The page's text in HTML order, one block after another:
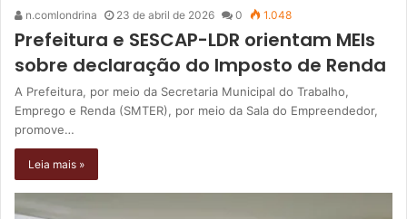
n.comlondrina 23 de abril de 2026 0 1.048
Prefeitura e SESCAP-LDR orientam MEIs
sobre declaração do Imposto de Renda
A Prefeitura, por meio da Secretaria Municipal do Trabalho,
Emprego e Renda (SMTER), por meio da Sala do Empreendedor,
promove…
Leia mais »